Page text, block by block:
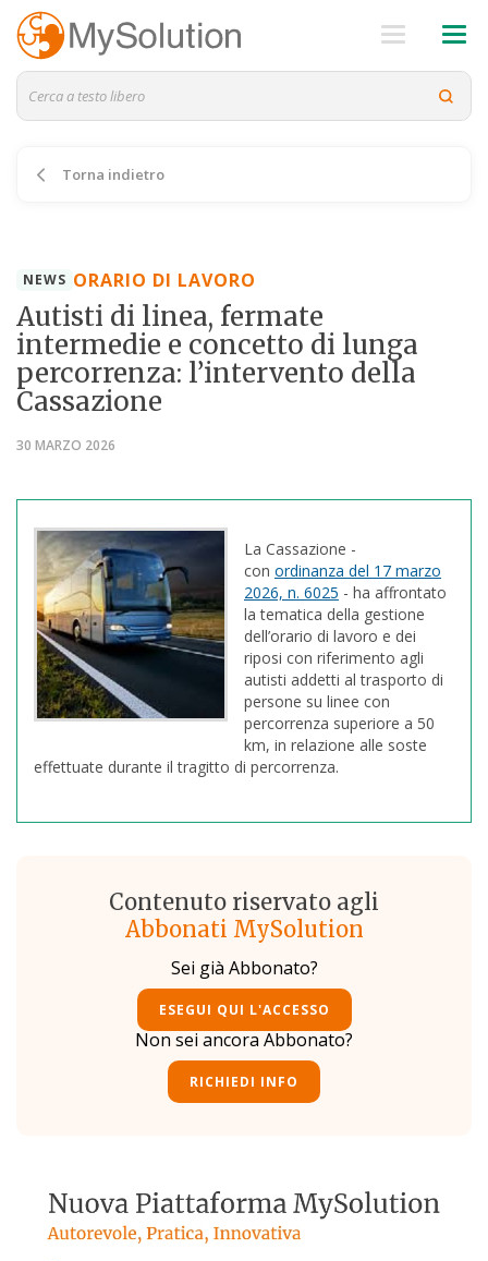
Torna indietro
NEWS ORARIO DI LAVORO
Autisti di linea, fermate
intermedie e concetto di lunga
percorrenza: l’intervento della
Cassazione
30 MARZO 2026
La Cassazione -
con ordinanza del 17 marzo
2026, n. 6025 - ha affrontato
la tematica della gestione
dell’orario di lavoro e dei
riposi con riferimento agli
autisti addetti al trasporto di
persone su linee con
percorrenza superiore a 50
km, in relazione alle soste
effettuate durante il tragitto di percorrenza.
Contenuto riservato agli
Abbonati MySolution
Sei già Abbonato?
ESEGUI QUI L'ACCESSO
Non sei ancora Abbonato?
RICHIEDI INFO